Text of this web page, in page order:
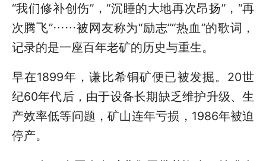
“我们修补创伤”，“沉睡的大地再次昂扬”，“再
次腾飞”……被网友称为“励志”“热血”的歌词，
记录的是一座百年老矿的历史与重生。
早在1899年，谦比希铜矿便已被发掘。20世
纪60年代后，由于设备长期缺乏维护升级、生
产效率低等问题，矿山连年亏损，1986年被迫
停产。